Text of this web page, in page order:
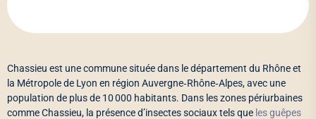
Chassieu est une commune située dans le département du Rhône et
la Métropole de Lyon en région Auvergne‑Rhône‑Alpes, avec une
population de plus de 10 000 habitants. Dans les zones périurbaines
comme Chassieu, la présence d’insectes sociaux tels que les guêpes